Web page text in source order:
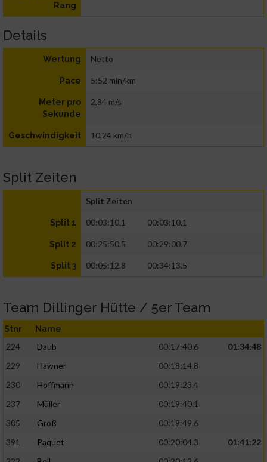
Rang
Details
Wertung Netto
Pace 5:52 min/km
Meter pro
Sekunde
2,84 m/s
Geschwindigkeit 10,24 km/h
Split Zeiten
Split Zeiten
Split 1 00:03:10.1 00:03:10.1
Split 2 00:25:50.5 00:29:00.7
Split 3 00:05:12.8 00:34:13.5
Team Dillinger Hütte / 5er Team
Stnr Name
224 Daub 00:17:40.6
01:34:48
229
Hawner
00:18:14.8
230
Hoffmann
00:19:23.4
237
Müller
00:19:40.1
305
Groß
00:19:49.6
391
Paquet 00:20:04.3
01:41:22